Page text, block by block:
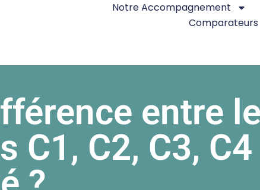
Notre Accompagnement
Comparateurs
entre
C1, C2, C3,